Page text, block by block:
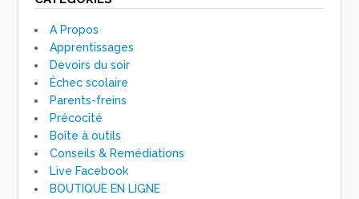
A Propos
Apprentissages
Devoirs du soir
Échec scolaire
Parents-freins
Précocité
Boîte à outils
Conseils & Remédiations
Live Facebook
BOUTIQUE EN LIGNE